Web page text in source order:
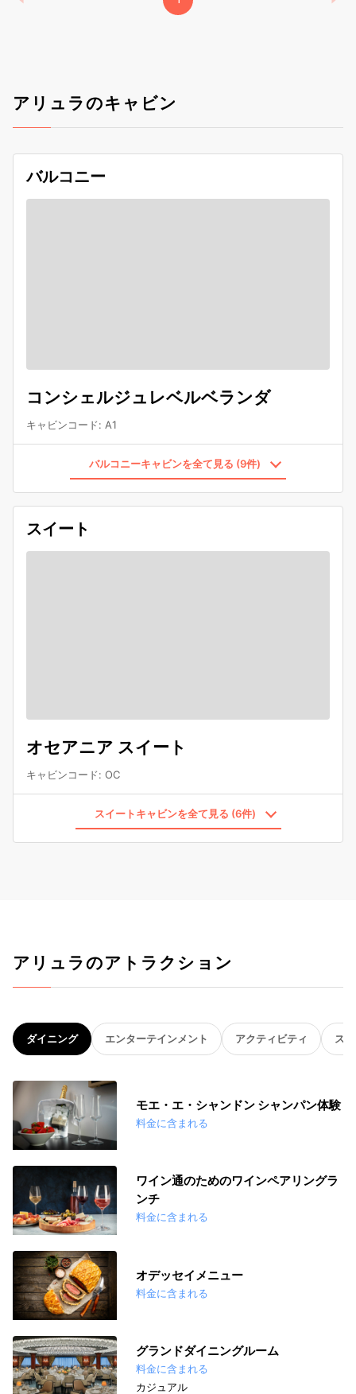
アリュラのキャビン
バルコニー
コンシェルジュレベルベランダ
キャビンコード: A1
バルコニーキャビンを全て見る (9件)
スイート
オセアニア スイート
キャビンコード: OC
スイートキャビンを全て見る (6件)
アリュラのアトラクション
ダイニング エンターテインメント アクティビティ ス
モエ・エ・シャンドン シャンパン体験
料金に含まれる
ワイン通のためのワインペアリングラ
ンチ
料金に含まれる
オデッセイメニュー
料金に含まれる
グランドダイニングルーム
料金に含まれる
カジュアル